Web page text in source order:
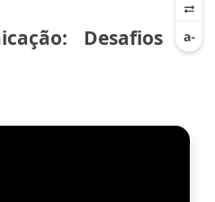
Desafios e